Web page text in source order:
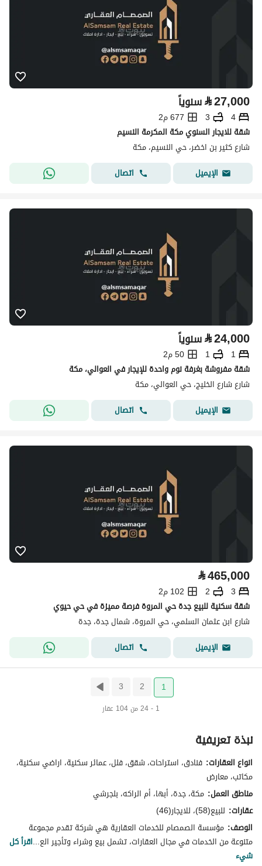
⃁27,000 سنوياً
4
3
677 م2
شقة للايجار السنوي مكة المكرمة النسيم
شارع كثير بن اخضر، حي النسيم، مكة
الإيميل
اتصال
⃁24,000 سنوياً
1
1
50 م2
شقة مفروشة بغرفة نوم واحدة للإيجار في العوالي، مكة
شارع شارع الخليج، حي العوالي، مكة
الإيميل
اتصال
⃁465,000
3
2
102 م2
شقة سكنية للبيع جدة حي المروة فرصة مميزة في حي حيوي
شارع ابن عثمان السلمي، حي المروة، شمال جدة، جدة
الإيميل
اتصال
1
2
3
1 - 24 من 104 عقار
نبذة تعريفية
انواع العقارات: فنادق، استراحات، شقق، فلل، عمائر سكنية، اراضي سكنية،
مكاتب، معارض
مناطق العمل: مكة، جدة، أبها، أم الراكه، بلجرشي
عقارات: للبيع(58)، للايجار(46)
الوصف: مؤسسة الصمصام للخدمات العقارية هي شركة تقدم مجموعة
متنوعة من الخدمات في مجال العقارات، تشمل بيع وشراء وتأجير الع...اقرأ كل
شيء